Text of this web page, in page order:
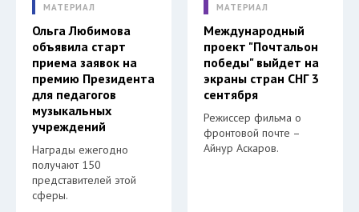
МАТЕРИАЛ
Ольга Любимова
объявила старт
приема заявок на
премию Президента
для педагогов
музыкальных
учреждений
Награды ежегодно
получают 150
представителей этой
сферы.
МАТЕРИАЛ
Международный
проект "Почтальон
победы" выйдет на
экраны стран СНГ 3
сентября
Режиссер фильма о
фронтовой почте –
Айнур Аскаров.